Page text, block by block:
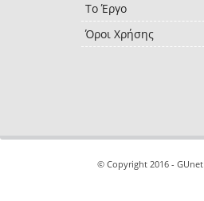
Το Έργο
Όροι Χρήσης
© Copyright 2016 - GUnet